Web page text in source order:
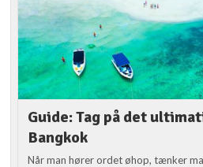
Guide: Tag på det
Bangkok
Når man hører ordet øhop, tænker